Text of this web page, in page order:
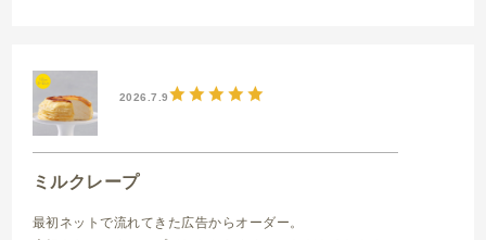
2026.7.9
ミルクレープ
最初ネットで流れてきた広告からオーダー。